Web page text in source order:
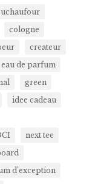
cologne
createur
eau de parfum
green
idee cadeau
next tee
d'exception